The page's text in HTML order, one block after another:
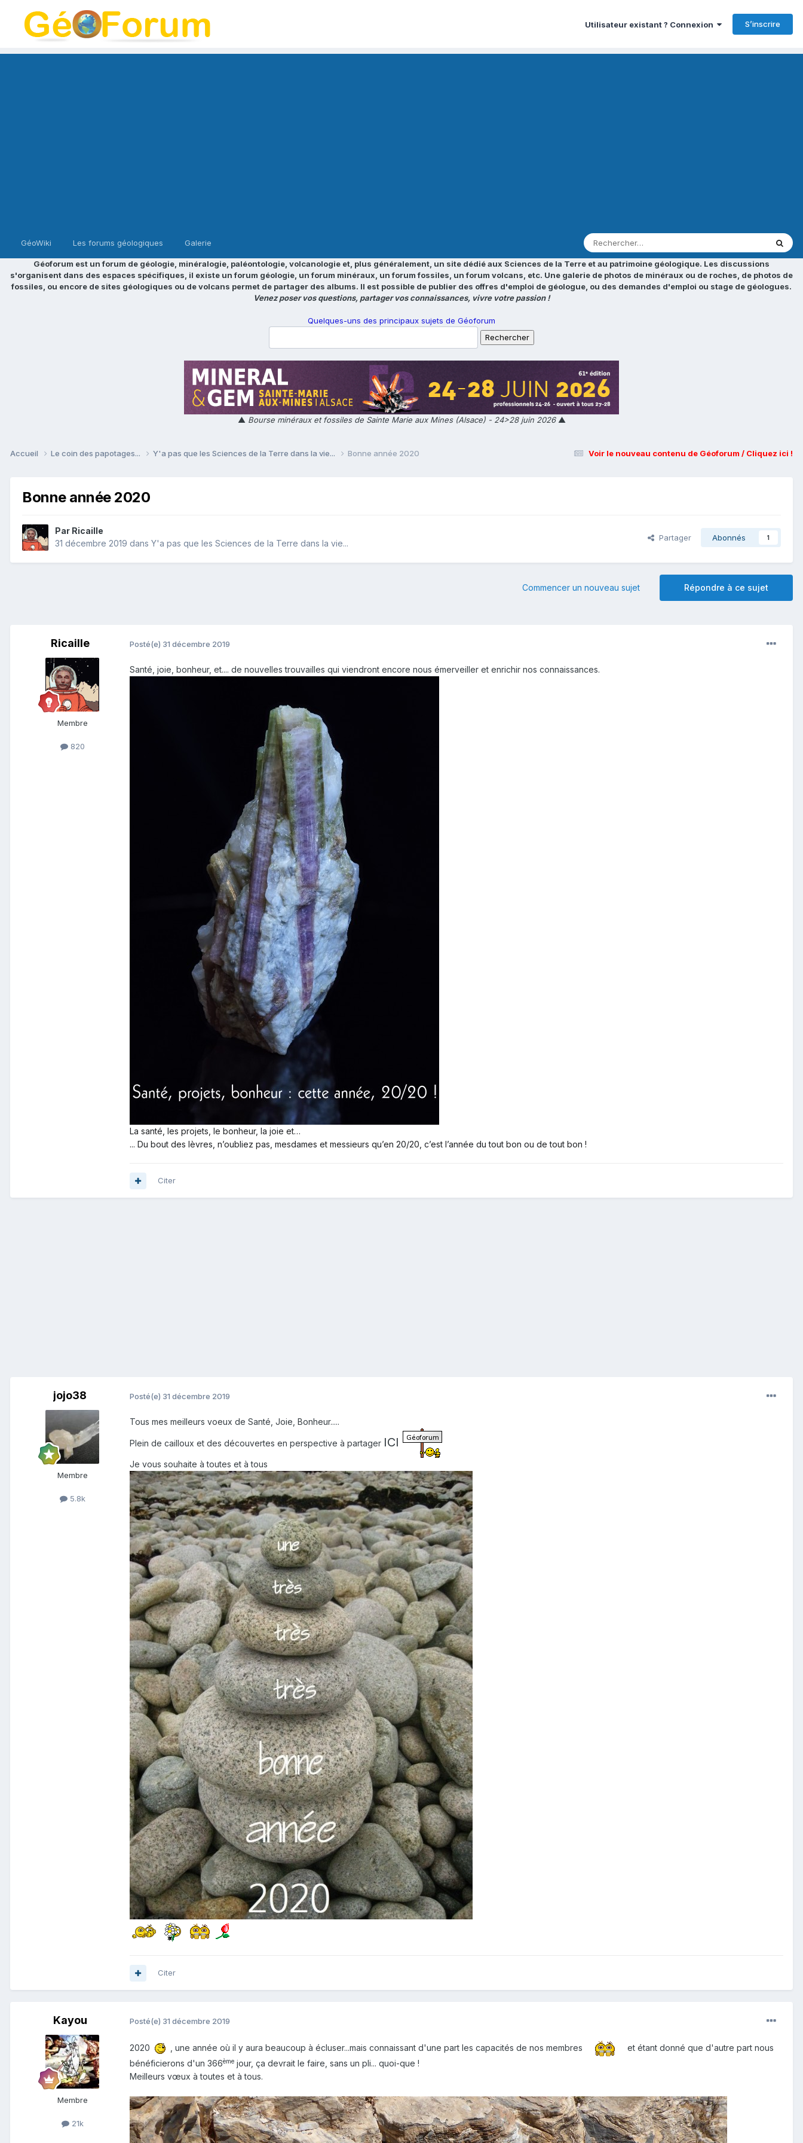
Utilisateur existant ? Connexion S’inscrire
GéoWiki Les forums géologiques Galerie
Géoforum est un forum de géologie, minéralogie, paléontologie, volcanologie et, plus généralement, un site dédié aux Sciences de la Terre et au patrimoine géologique. Les discussions
s'organisent dans des espaces spécifiques, il existe un forum géologie, un forum minéraux, un forum fossiles, un forum volcans, etc. Une galerie de photos de minéraux ou de roches, de photos de
fossiles, ou encore de sites géologiques ou de volcans permet de partager des albums. Il est possible de publier des offres d'emploi de géologue, ou des demandes d'emploi ou stage de géologues.
Venez poser vos questions, partager vos connaissances, vivre votre passion !
Quelques-uns des principaux sujets de Géoforum
▲ Bourse minéraux et fossiles de Sainte Marie aux Mines (Alsace) - 24>28 juin 2026▲
Voir le nouveau contenu de Géoforum / Cliquez ici !
Accueil Le coin des papotages... Y'a pas que les Sciences de la Terre dans la vie... Bonne année 2020
Bonne année 2020
Par Ricaille
31 décembre 2019 dans Y'a pas que les Sciences de la Terre dans la vie...
Partager Abonnés 1
Répondre à ce sujet
Commencer un nouveau sujet
Ricaille
Membre
820
Posté(e) 31 décembre 2019
Santé, joie, bonheur, et.... de nouvelles trouvailles qui viendront encore nous émerveiller et enrichir nos connaissances.
La santé, les projets, le bonheur, la joie et…
... Du bout des lèvres, n’oubliez pas, mesdames et messieurs qu’en 20/20, c’est l’année du tout bon ou de tout bon !
Citer
jojo38
Membre
5.8k
Posté(e) 31 décembre 2019
Tous mes meilleurs voeux de Santé, Joie, Bonheur.....
Plein de cailloux et des découvertes en perspective à partager ICI
Je vous souhaite à toutes et à tous
Citer
Kayou
Membre
21k
Posté(e) 31 décembre 2019
2020 , une année où il y aura beaucoup à écluser...mais connaissant d'une part les capacités de nos membres
et étant donné que d'autre part nous
bénéficierons d'un 366ème jour, ça devrait le faire, sans un pli... quoi-que !
Meilleurs vœux à toutes et à tous.